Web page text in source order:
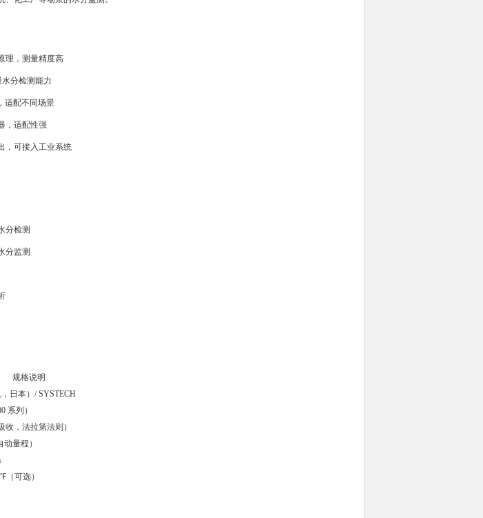
理，测量精度高
水分检测能力
适配不同场景
，适配性强
，可接入工业系统
分检测
分监测
规格说明
日本）/ SYSTECH
系列）
收，法拉第法则）
动量程）
可选）